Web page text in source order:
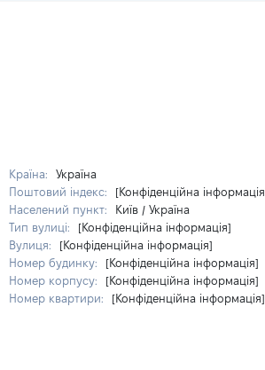
Країна:
Україна
Поштовий індекс:
[Конфіденційна
Населений пункт:
Київ / Україна
Тип вулиці:
[Конфіденційна інформація]
Вулиця:
[Конфіденційна інформація]
Номер будинку:
[Конфіденційна інформація]
Номер корпусу:
[Конфіденційна інформація]
Номер квартири:
[Конфіденційна інформація]